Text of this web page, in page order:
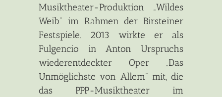
Musiktheater-Produktion „Wildes
Weib“ im Rahmen der Birsteiner
Festspiele. 2013 wirkte er als
Fulgencio in Anton Urspruchs
wiederentdeckter Oper „Das
Unmöglichste von Allem“ mit, die
das PPP-Musiktheater im